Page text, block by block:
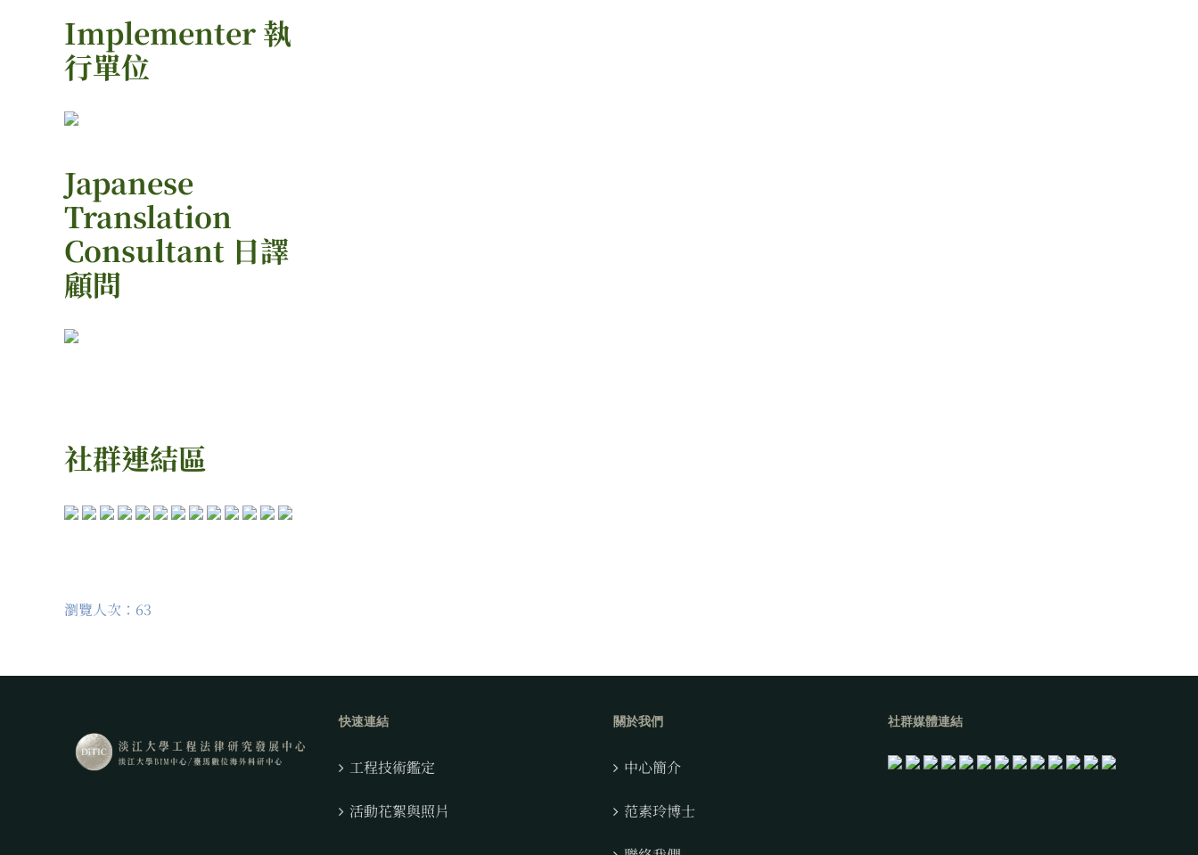
Implementer 執
行單位
Japanese
Translation
Consultant 日譯
顧問
社群連結區
瀏覽人次：63
快速連結
工程技術鑑定
活動花絮與照片
關於我們
中心簡介
范素玲博士
社群媒體連結